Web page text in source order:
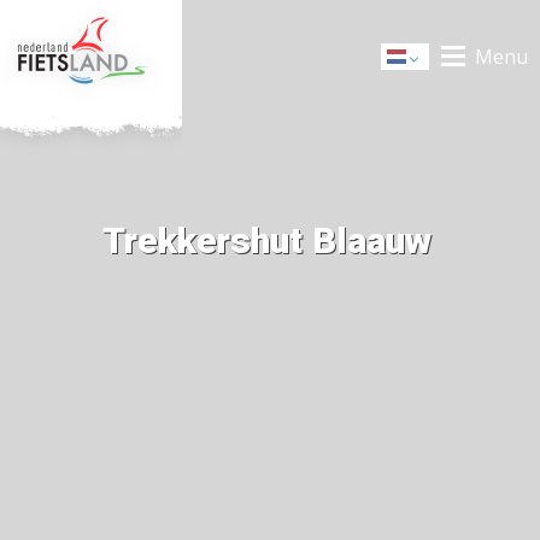
Dutch Menu
Trekkershut Blaauw